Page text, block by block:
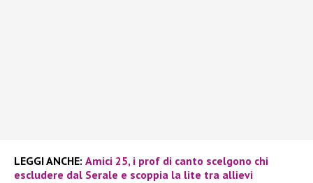
LEGGI ANCHE: Amici 25, i prof di canto scelgono chi
escludere dal Serale e scoppia la lite tra allievi